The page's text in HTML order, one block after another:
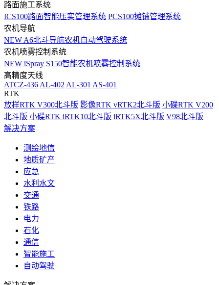
路面施工系统
ICS100路面智能压实管理系统 PCS100摊铺管理系统
农机导航
NEW A6北斗导航农机自动驾驶系统
农机喷雾控制系统
NEW iSpray S150智能农机喷雾控制系统
高精度天线
ATCZ-436 AL-402 AL-301 AS-401
RTK
放样RTK V300北斗版 影像RTK vRTK2北斗版 小碟RTK V200
北斗版 小碟RTK iRTK10北斗版 iRTK5X北斗版 V98北斗版
解决方案
测绘地信
地质矿产
应急
水利水文
交通
铁路
电力
石化
通信
智能施工
自动驾驶